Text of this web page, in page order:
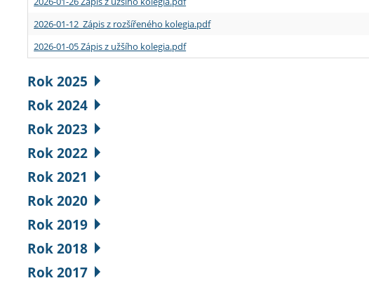
2026-01-12 Zápis z rozšířeného kolegia.pdf
2026-01-05 Zápis z užšího kolegia.pdf
Rok 2025
Rok 2024
Rok 2023
Rok 2022
Rok 2021
Rok 2020
Rok 2019
Rok 2018
Rok 2017